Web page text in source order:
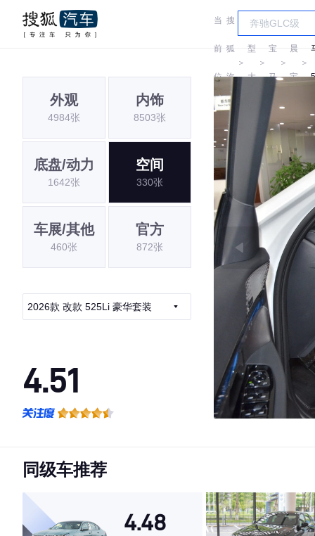
当
前
位
置:
搜
狐
汽
车
＞
车
型
大
＞
宝
马
＞
华
晨
宝
＞
5
外观
4984张
内饰
8503张
底盘/动力
1642张
空间
330张
车展/其他
460张
官方
872张
2026款 改款 525Li 豪华套装
4.51
·空间表现较为优秀，优于50%同级车
同级车推荐
4.48